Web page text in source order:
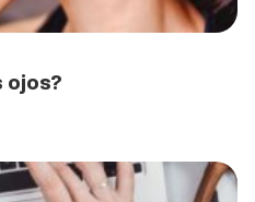
ojos?